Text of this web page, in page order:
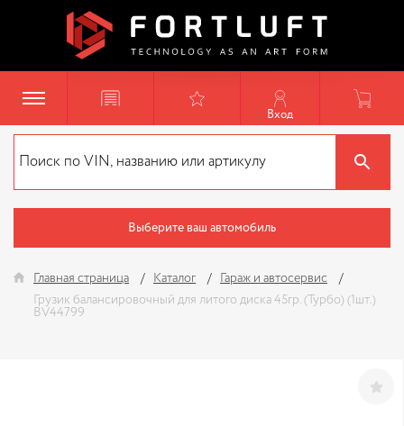
Вход
Выберите ваш автомобиль
Главная страница Каталог
Гараж и автосервис
Грузик балансировочный для литого диска 45гр. (Турбо) (1шт.)
BV44799